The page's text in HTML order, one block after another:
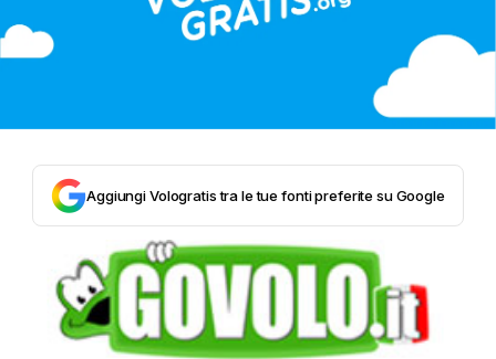
Aggiungi Vologratis tra le tue fonti preferite su Google